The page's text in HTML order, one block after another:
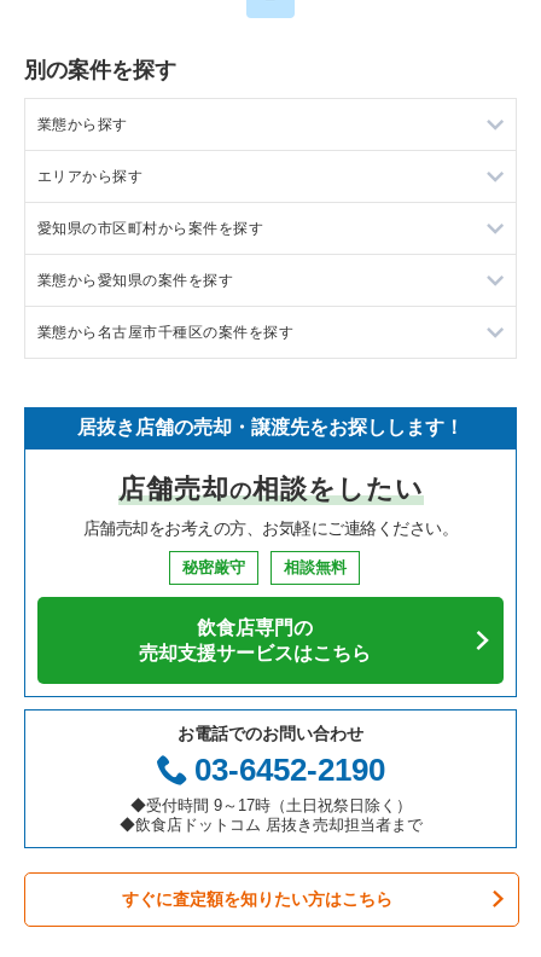
別の案件を探す
業態から探す
ラーメンの居抜き売却物件の案件一覧
フランス料理の居抜き売却物件の案件一覧
イタリア料理の居抜き売却物件の案件一覧
中華の居抜き売却物件の案件一覧
寿司の居抜き売却物件の案件一覧
焼肉の居抜き売却物件の案件一覧
鉄板焼き・お好み焼の居抜き売却物件の案件一覧
カフェの居抜き売却物件の案件一覧
テイクアウトの居抜き売却物件の案件一覧
お弁当・惣菜・デリの居抜き売却物件の案件一覧
カラオケ・パブ・スナックの居抜き売却物件の案件一覧
バーの居抜き売却物件の案件一覧
居酒屋・ダイニングバーの居抜き売却物件の案件一覧
エリアから探す
東京23区の飲食店の居抜き売却物件の案件一覧
東京都下の飲食店の居抜き売却物件の案件一覧
千葉県の飲食店の居抜き売却物件の案件一覧
神奈川県の飲食店の居抜き売却物件の案件一覧
大阪府の飲食店の居抜き売却物件の案件一覧
兵庫県の飲食店の居抜き売却物件の案件一覧
愛知県の飲食店の居抜き売却物件の案件一覧
岐阜県の飲食店の居抜き売却物件の案件一覧
三重県の飲食店の居抜き売却物件の案件一覧
愛知県の市区町村から案件を探す
岡崎市の飲食店の居抜き売却物件の案件一覧
半田市の飲食店の居抜き売却物件の案件一覧
名古屋市名東区の飲食店の居抜き売却物件の案件一覧
名古屋市東区の飲食店の居抜き売却物件の案件一覧
名古屋市西区の飲食店の居抜き売却物件の案件一覧
名古屋市中区の飲食店の居抜き売却物件の案件一覧
春日井市の飲食店の居抜き売却物件の案件一覧
名古屋市瑞穂区の飲食店の居抜き売却物件の案件一覧
名古屋市北区の飲食店の居抜き売却物件の案件一覧
名古屋市中川区の飲食店の居抜き売却物件の案件一覧
一宮市の飲食店の居抜き売却物件の案件一覧
業態から愛知県の案件を探す
愛知県のラーメンの居抜き売却物件の案件一覧
愛知県のイタリア料理の居抜き売却物件の案件一覧
愛知県の中華の居抜き売却物件の案件一覧
愛知県のそば・うどんの居抜き売却物件の案件一覧
愛知県の焼肉の居抜き売却物件の案件一覧
愛知県の鉄板焼き・お好み焼の居抜き売却物件の案件一覧
愛知県のアジア料理の居抜き売却物件の案件一覧
愛知県のカフェの居抜き売却物件の案件一覧
愛知県のテイクアウトの居抜き売却物件の案件一覧
愛知県のお弁当・惣菜・デリの居抜き売却物件の案件一覧
業態から名古屋市千種区の案件を探す
名古屋市千種区のカフェの居抜き売却物件の案件一覧
名古屋市千種区のお弁当・惣菜・デリの居抜き売却物件の案件
名古屋市千種区のカラオケ・パブ・スナックの居抜き売却物件
名古屋市千種区の居酒屋・ダイニングバーの居抜き売却物件の
名古屋市千種区の洋食の居抜き売却物件の案件一覧
名古屋市千種区のその他の居抜き売却物件の案件一覧
居抜き店舗の売却・譲渡先をお探しします！
店舗売却の相談をしたい
店舗売却をお考えの方、お気軽にご連絡ください。
秘密厳守 相談無料
飲食店専門の
売却支援サービスはこちら
お電話でのお問い合わせ
03-6452-2190
◆受付時間 9～17時（土日祝祭日除く）
◆飲食店ドットコム 居抜き売却担当者まで
すぐに査定額を知りたい方はこちら